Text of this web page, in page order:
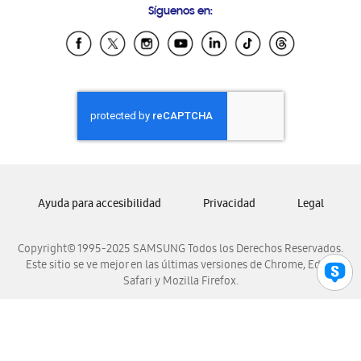
Samsung Ecuador
Samsung El Salvador
Samsung Honduras
Samsung Nicaragua
Samsung Panamá
Samsung Venezuela
Síguenos en:
Copyright© 1995-2025 SAMSUNG Todos los Derechos Reservados.
Este sitio se ve mejor en las últimas versiones de Chrome, Edge,
Safari y Mozilla Firefox.
Ayuda para accesibilidad Privacidad Legal